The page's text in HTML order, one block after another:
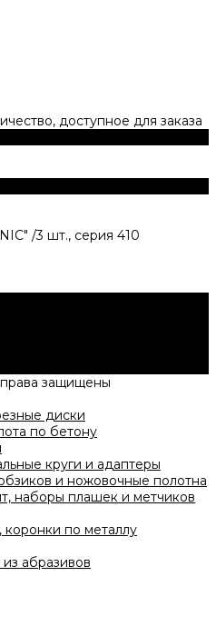
доступное для заказа
/3 шт., серия 410
защищены
диски
по бетону
круги и адаптеры
и ножовочные полотна
наборы плашек и метчиков
коронки по металлу
абразивов